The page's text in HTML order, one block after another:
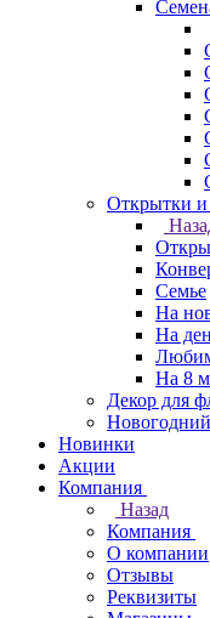
Открытки и
Семье
На
На
На 8
Декор для
Новинки
Акции
Компания
Назад
Компания
О компании
Отзывы
Реквизиты